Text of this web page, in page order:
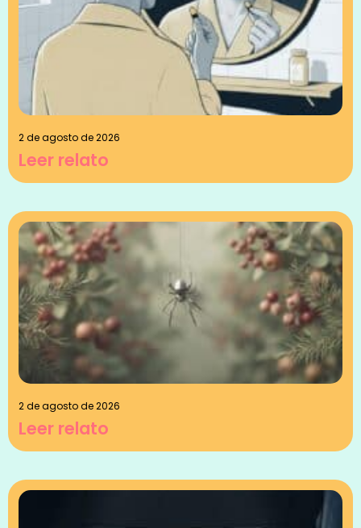
2 de agosto de 2026
Leer relato
2 de agosto de 2026
Leer relato